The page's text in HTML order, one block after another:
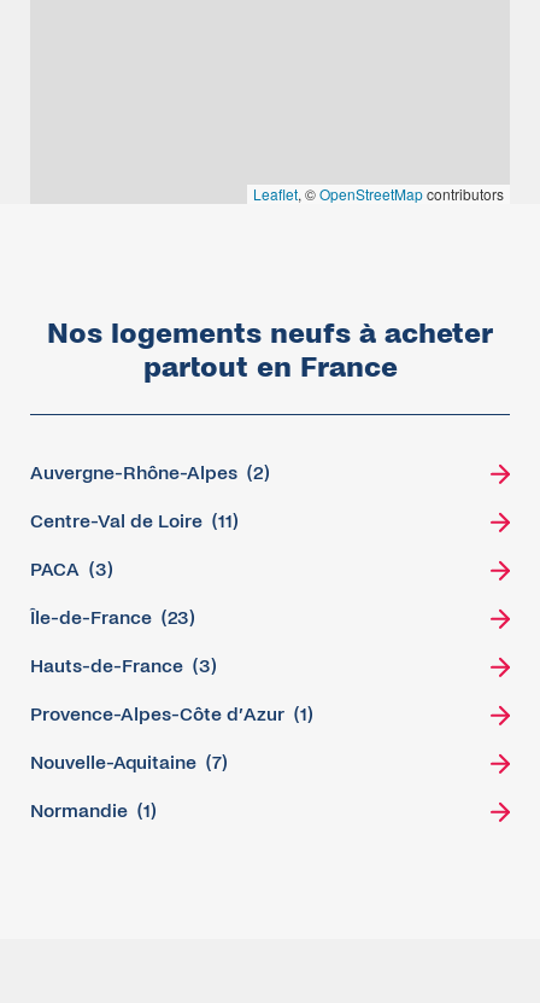
Leaflet, ©OpenStreetMapcontributors
Nos logements neufs à acheter
partout en France
Auvergne-Rhône-Alpes (2)
Centre-Val de Loire (11)
PACA (3)
Île-de-France (23)
Hauts-de-France (3)
Provence-Alpes-Côte d’Azur (1)
Nouvelle-Aquitaine (7)
Normandie (1)